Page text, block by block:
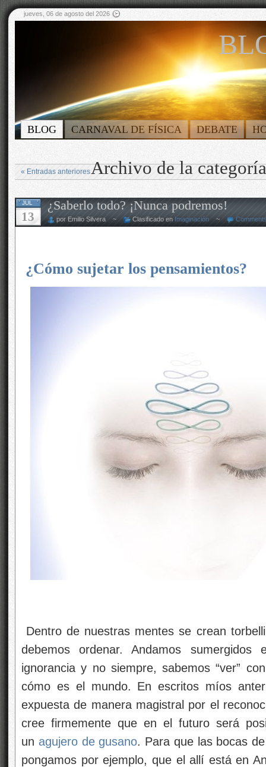
jueves, 06 de agosto del 2026
BLOG CARNAVAL DE FÍSICA DEBATE
Archivo de la
« Entradas anteriores
JUL
13
¿Saberlo todo? ¡Nunca podremos!
por Emilio Silvera ~ Clasificado en Imaginación ~
¿Cómo sujetar los pensamientos?
Dentro de nuestras mentes se crean
debemos ordenar. Andamos
ignorancia y no siempre, sabemos “ver”
cómo es el mundo. En escritos míos
expuesta de manera magistral por el
cree firmemente que en el futuro será
un agujero de gusano. Para que las bocas
pongamos por ejemplo, que el allí está en